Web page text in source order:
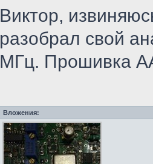
Виктор,
разобрал свой
МГц. Прошивка
Вложения: